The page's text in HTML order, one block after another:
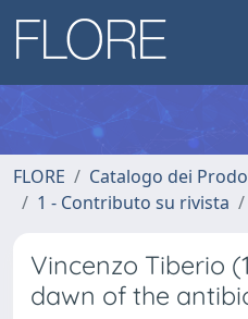
FLORE
Catalogo dei
1 - Contributo su rivista
Vincenzo Tiberio
dawn of the